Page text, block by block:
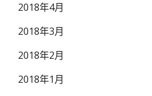
2018年4月
2018年3月
2018年2月
2018年1月